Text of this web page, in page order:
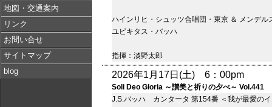
地図・交通案内
リンク
お問い合せ
サイトマップ
blog
ハインリヒ・シュッツ合唱団・東京 ＆ メンデル
ユビキタス・バッハ
指揮：淡野太郎
2026年1月17日(土) 6：00pm
Soli Deo Gloria ～讃美と祈りの夕べ～ Vol.441
J.S.バッハ カンタータ 第154番 ＜我が最愛の